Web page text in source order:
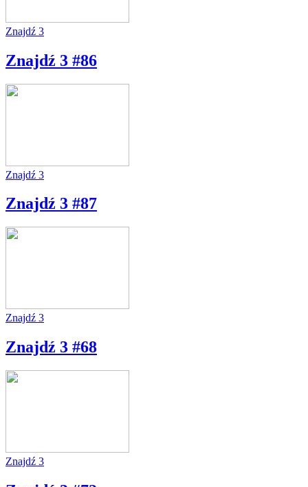
Znajdź 3
Znajdź 3 #86
Znajdź 3
Znajdź 3 #87
Znajdź 3
Znajdź 3 #68
Znajdź 3